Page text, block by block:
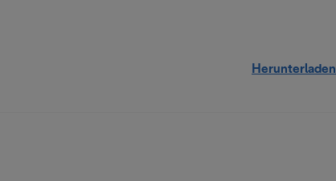
Herunterladen